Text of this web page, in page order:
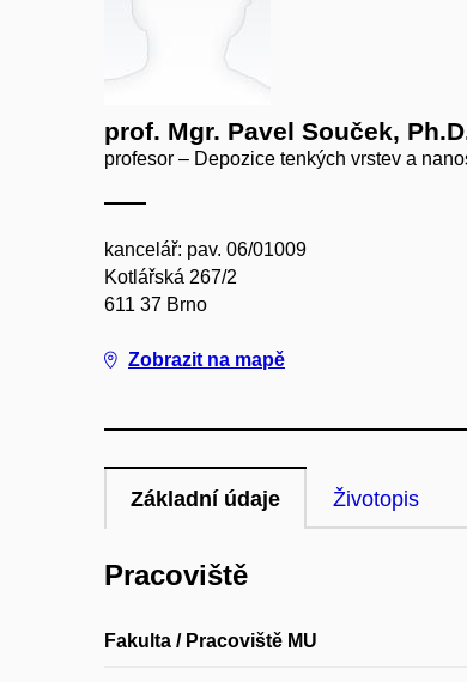
prof. Mgr. Pavel Souček,
profesor – Depozice tenkých vrstev a
kancelář: pav. 06/01009
Kotlářská 267/2
611 37 Brno
Zobrazit na mapě
Základní údaje Životopis
Pracoviště
Fakulta / Pracoviště MU